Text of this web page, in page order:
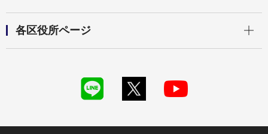
各区役所ページ